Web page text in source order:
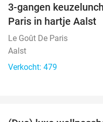
3-gangen
Paris in hartje Aalst
Le Goût De Paris
Aalst
Verkocht: 479